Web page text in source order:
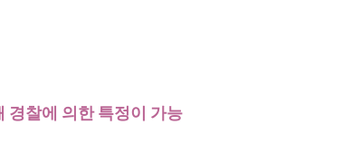
경찰에 의한 특정이 가능